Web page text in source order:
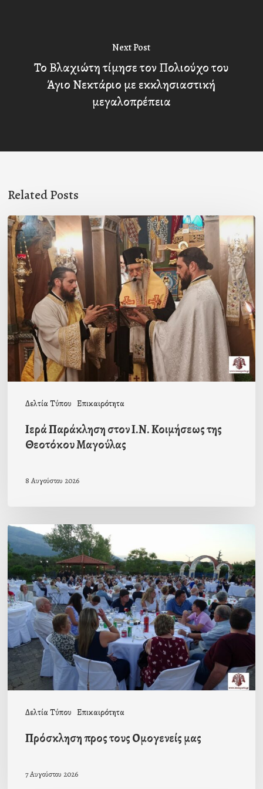
Next Post
Το Βλαχιώτη τίμησε τον Πολιούχο του
Άγιο Νεκτάριο με εκκλησιαστική
μεγαλοπρέπεια
Related Posts
Δελτία Τύπου Επικαιρότητα
Ιερά
Παράκληση
στον
Ι.Ν.
Κοιμήσεως
της
Θεοτόκου
Μαγούλας
Ιερά Παράκληση στον Ι.Ν. Κοιμήσεως της
Θεοτόκου Μαγούλας
8 Αυγούστου 2026
Δελτία Τύπου Επικαιρότητα
Πρόσκληση
προς
τους
Ομογενείς
μας
Πρόσκληση προς τους Ομογενείς μας
7 Αυγούστου 2026